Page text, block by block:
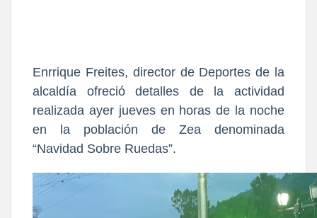
Enrrique Freites, director de Deportes de la
alcaldía ofreció detalles de la actividad
realizada ayer jueves en horas de la noche
en la población de Zea denominada
“Navidad Sobre Ruedas”.